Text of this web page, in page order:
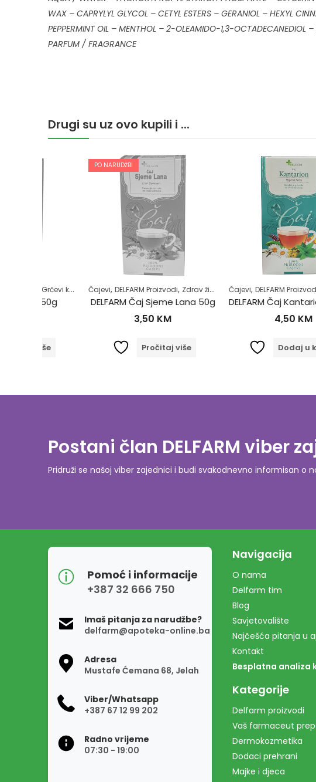
WAX – CAPRYLYL GLYCOL – CETYL ESTERS – GERANIOL – HEXYL
PEPPERMINT OIL – MENTHOL – 2-OLEAMIDO-1,3-OCTADECANEDIOL
PARFUM / FRAGRANCE
Drugi su uz ovo kupili i ...
, Majke i djeca, Zdrav život
Čajevi, DELFARM Proizvodi,Zdrav život
DELFARM Čaj Sjeme Lana 50g
Pročitaj više
Čajevi, DELFARM Proizvodi,Zdrav život
DELFARM Čaj Kantarion – Gospina trava 50g
Dodaj u korpu
Postani član DELFARM viber
Pridruži se našoj viber zajednici i budi svakodnevno informisan o
Pomoć i informacije
+387 32 666 750
Imaš pitanja za narudžbe?
delfarm@apoteka-online.ba
Adresa
Mustafe Ćemana 68, Jelah
Viber/Whatsapp
+387 67 12 99 202
Radno vrijeme
07:30 - 19:00
Navigacija
O nama
Delfarm tim
Blog
Savjetovalište
Najčešća pitanja u
Kontakt
Besplatna analiza
Kategorije
Delfarm proizvodi
Vaš farmaceut
Dermokozmetika
Dodaci prehrani
Majke i djeca